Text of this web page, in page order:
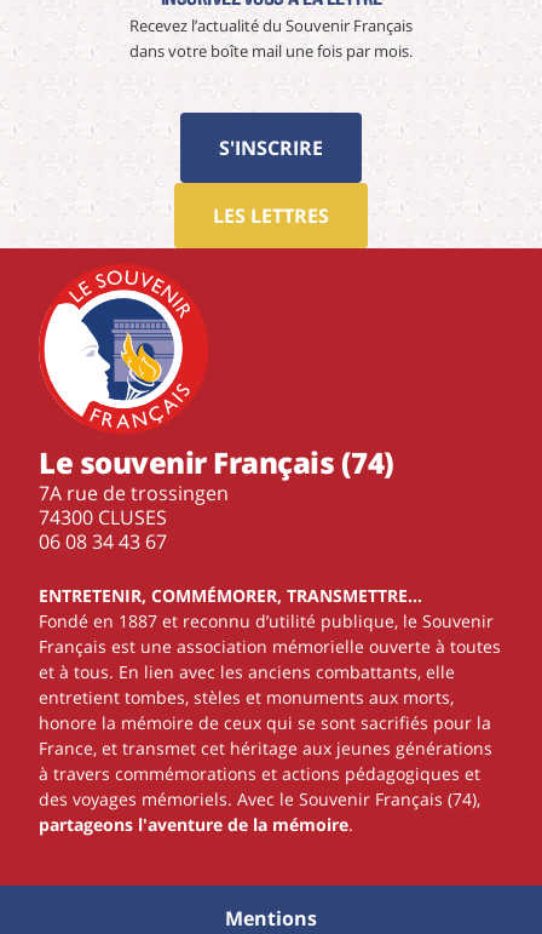
Recevez l’actualité du Souvenir Français
dans votre boîte mail une fois par mois.
S'INSCRIRE
LES LETTRES
Le souvenir Français (74)
7A rue de trossingen
74300 CLUSES
‭06 08 34 43 67‬
ENTRETENIR, COMMÉMORER, TRANSMETTRE…
Fondé en 1887 et reconnu d’utilité publique, le Souvenir
Français est une association mémorielle ouverte à toutes
et à tous. En lien avec les anciens combattants, elle
entretient tombes, stèles et monuments aux morts,
honore la mémoire de ceux qui se sont sacrifiés pour la
France, et transmet cet héritage aux jeunes générations
à travers commémorations et actions pédagogiques et
des voyages mémoriels. Avec le Souvenir Français (74),
partageons l'aventure de la mémoire.
Mentions